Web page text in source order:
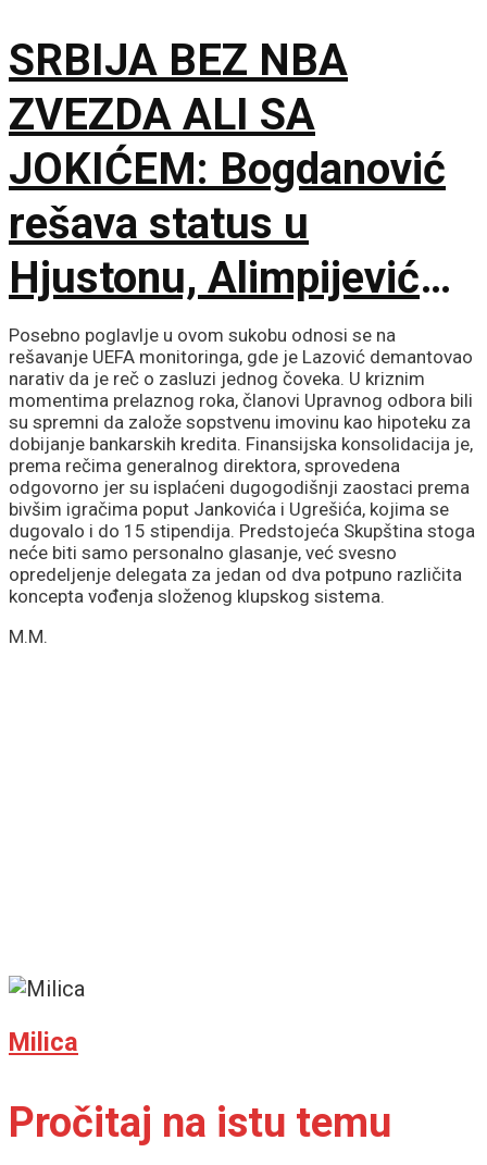
trijumf u Solunu!
SRBIJA BEZ NBA
ZVEZDA ALI SA
JOKIĆEM: Bogdanović
rešava status u
Hjustonu, Alimpijević
objavio spisak od 18
imena za avgustovske
okršaje!
Posebno poglavlje u ovom sukobu odnosi se na
rešavanje UEFA monitoringa, gde je Lazović demantovao
narativ da je reč o zasluzi jednog čoveka. U kriznim
momentima prelaznog roka, članovi Upravnog odbora bili
su spremni da založe sopstvenu imovinu kao hipoteku za
dobijanje bankarskih kredita. Finansijska konsolidacija je,
prema rečima generalnog direktora, sprovedena
odgovorno jer su isplaćeni dugogodišnji zaostaci prema
bivšim igračima poput Jankovića i Ugrešića, kojima se
dugovalo i do 15 stipendija. Predstojeća Skupština stoga
neće biti samo personalno glasanje, već svesno
opredeljenje delegata za jedan od dva potpuno različita
koncepta vođenja složenog klupskog sistema.
M.M.
Milica
Pročitaj na istu temu